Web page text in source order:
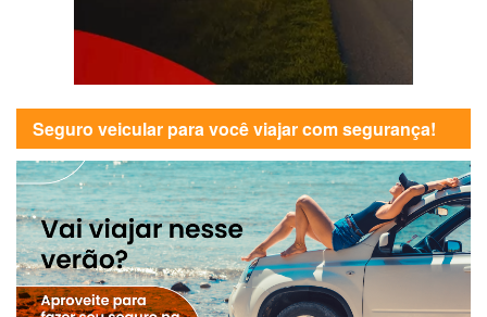
Seguro veicular para você viajar com segurança!